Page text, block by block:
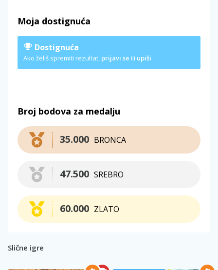
Moja dostignuća
Dostignuća
Ako želiš spremiti rezultat, prijavi se ili upiši.
Broj bodova za medalju
BRONCA
35.000
SREBRO
47.500
ZLATO
60.000
Slične igre